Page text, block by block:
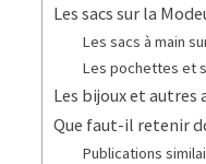
Les sacs sur la
Les sacs à main
Les pochettes et
Les bijoux et autres
Que faut-il retenir
Publications